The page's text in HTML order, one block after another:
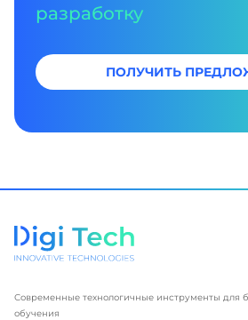
разработку
ПОЛУЧИТЬ
Современные технологичные инструменты для
обучения